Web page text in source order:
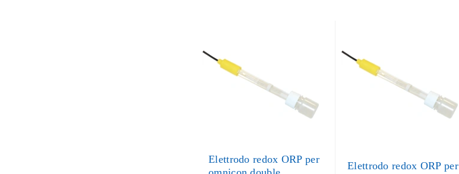
Elettrodo redox ORP per
Elettrodo redox ORP per